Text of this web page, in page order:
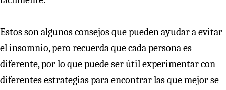
Estos son algunos consejos que pueden ayudar a evitar
el insomnio, pero recuerda que cada persona es
diferente, por lo que puede ser útil experimentar con
diferentes estrategias para encontrar las que mejor se